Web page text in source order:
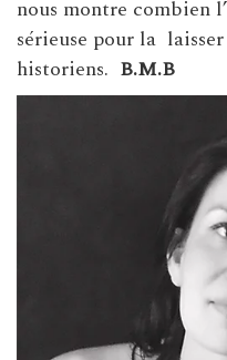
nous montre combien
sérieuse pour la
historiens. B.M.B